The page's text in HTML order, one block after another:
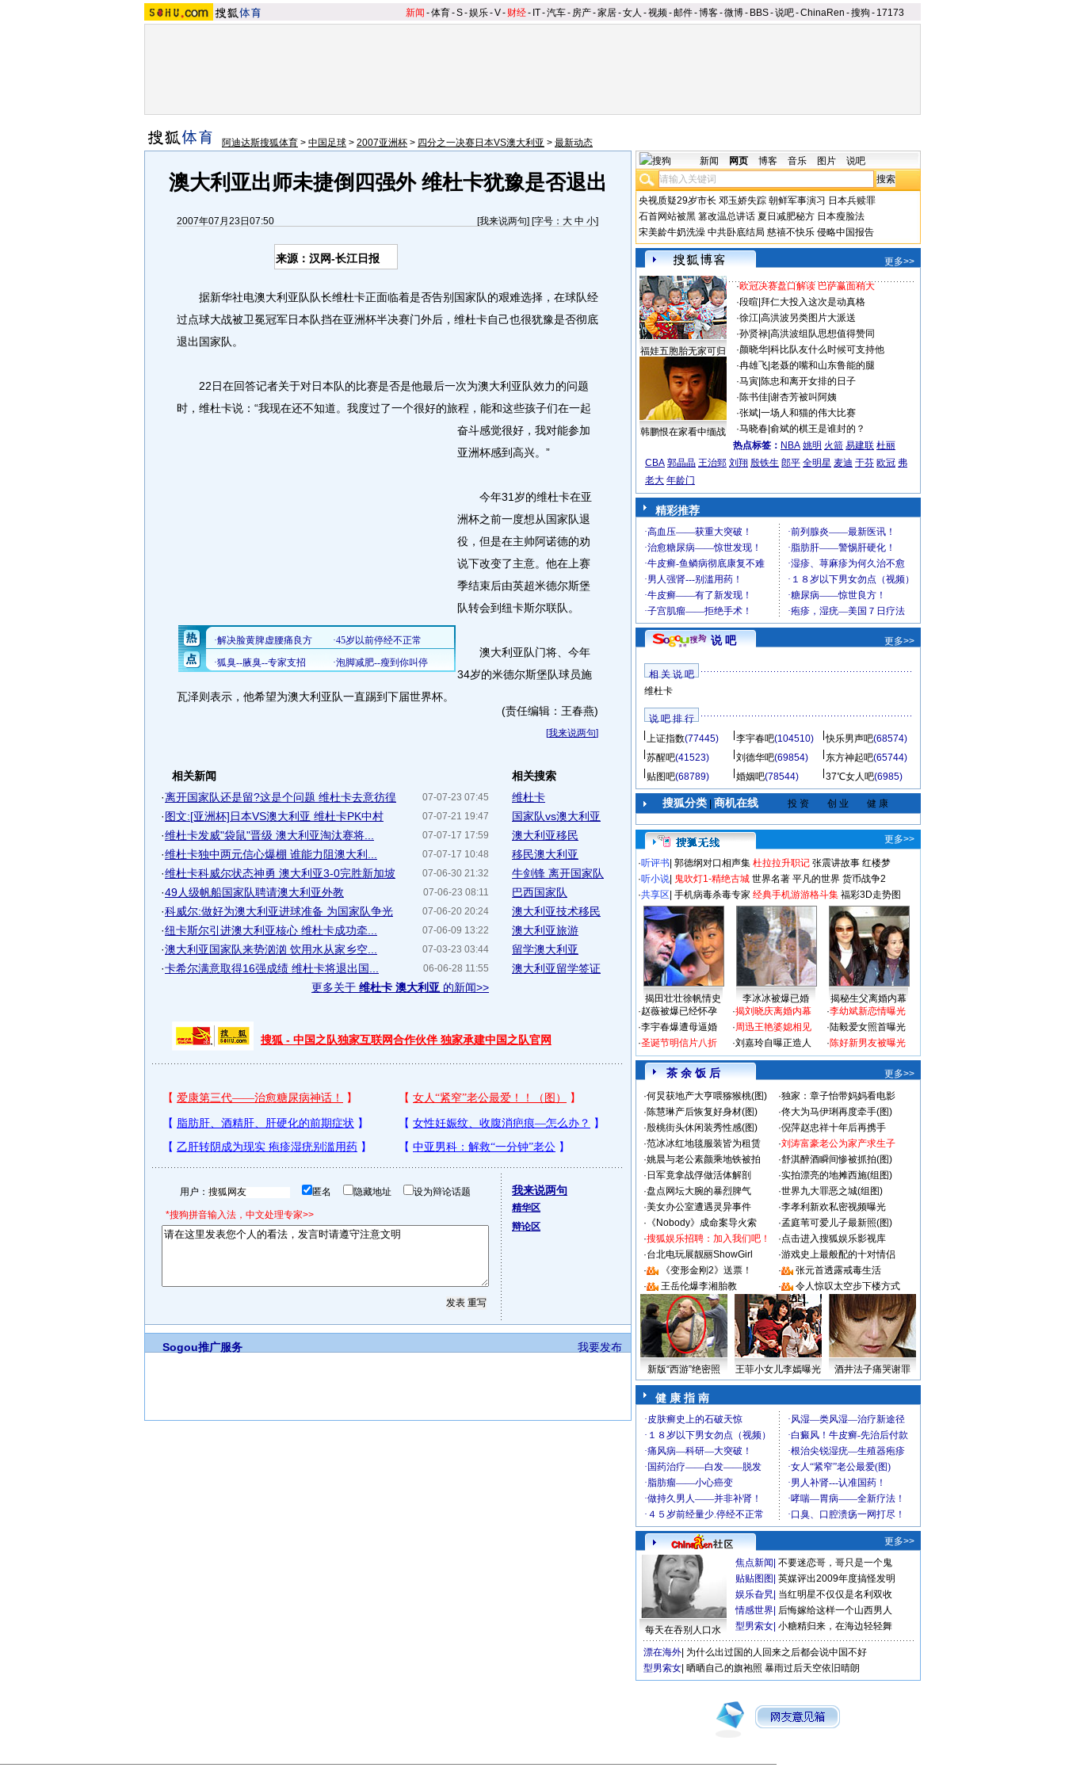
新闻 -体育-S-娱乐-V- 财经- IT-汽车- 房产-家居-女人 -视频-邮件-博客-微博- BBS-说吧-ChinaRen -搜狗 - 17173
阿迪达斯搜狐体育 > 中国足球 > 2007亚洲杯 > 四分之一决赛日本VS澳大利亚 > 最新动态
澳大利亚出师未捷倒四强外 维杜卡犹豫是否退出
2007年07月23日07:50 [我来说两句] [字号： 大 中 小]
来源：汉网-长江日报
据新华社电澳大利亚队队长维杜卡正面临着是否告别国家队的艰难选择，在球队经
过点球大战被卫冕冠军日本队挡在亚洲杯半决赛门外后，维杜卡自己也很犹豫是否彻底
退出国家队。
22日在回答记者关于对日本队的比赛是否是他最后一次为澳大利亚队效力的问题
时，维杜卡说：“我现在还不知道。 我度过了一个很好的旅程，能和这些孩子们在一起
奋斗感觉很好，我对能参加
亚洲杯感到高兴。”
今年31岁的维杜卡在亚
洲杯之前一度想从国家队退
役，但是在主帅阿诺德的劝
说下改变了主意。他在上赛
季结束后由英超米德尔斯堡
队转会到纽卡斯尔联队。
澳大利亚队门将、今年
34岁的米德尔斯堡队球员施
瓦泽则表示，他希望为澳大利亚队一直踢到下届世界杯。
(责任编辑：王春燕)
[我来说两句]
相关新闻
07-07-23 07:45
·离开国家队还是留?这是个问题 维杜卡去意彷徨
07-07-21 19:47
·图文:[亚洲杯]日本VS澳大利亚 维杜卡PK中村
07-07-17 17:59
·维杜卡发威"袋鼠"晋级 澳大利亚淘汰赛将...
07-07-17 10:48
·维杜卡独中两元信心爆棚 谁能力阻澳大利...
07-06-30 21:32
·维杜卡科威尔状态神勇 澳大利亚3-0完胜新加坡
07-06-23 08:11
·49人级帆船国家队聘请澳大利亚外教
07-06-20 20:24
·科威尔:做好为澳大利亚进球准备 为国家队争光
07-06-09 13:22
·纽卡斯尔引进澳大利亚核心 维杜卡成功牵...
07-03-23 03:44
·澳大利亚国家队来势汹汹 饮用水从家乡空...
06-06-28 11:55
·卡希尔满意取得16强成绩 维杜卡将退出国...
更多关于 维杜卡 澳大利亚 的新闻>>
相关搜索
维杜卡
国家队vs澳大利亚
澳大利亚移民
移民澳大利亚
牛剑锋 离开国家队
巴西国家队
澳大利亚技术移民
澳大利亚旅游
留学澳大利亚
澳大利亚留学签证
搜狐 - 中国之队独家互联网合作伙伴 独家承建中国之队官网
用户： 匿名 隐藏地址 设为辩论话题
*搜狗拼音输入法，中文处理专家>>
我来说两句
精华区
辩论区
我要发布
Sogou推广服务
新闻 网页 博客 音乐 图片 说吧
央视质疑29岁市长 邓玉娇失踪 朝鲜军事演习 日本兵赎罪
石首网站被黑 篡改温总讲话 夏日减肥秘方 日本瘦脸法
宋美龄牛奶洗澡 中共卧底结局 慈禧不快乐 侵略中国报告
更多>>
福娃五胞胎无家可归
韩鹏恨在家看中缅战
·欧冠决赛盘口解读 巴萨赢面稍大
·段暄 拜仁大投入这次是动真格
·徐江| 高洪波另类图片大派送
·孙贤禄| 高洪波组队思想值得赞同
·颜晓华| 科比队友什么时候可支持他
·冉雄飞| 老聂的嘴和山东鲁能的腿
·马寅| 陈忠和离开女排的日子
·陈书佳| 谢杏芳被叫阿姨
·张斌| 一场人和猫的伟大比赛
·马晓春| 俞斌的棋王是谁封的？
热点标签： NBA 姚明 火箭 易建联 杜丽
CBA 郭晶晶 王治郅 刘翔 殷铁生 郎平 全明星 麦迪 于芬 欧冠 弗
老大 年龄门
精彩推荐
说 吧 更多>>
相 关 说 吧
维杜卡
说 吧 排 行
上证指数(77445) 李宇春吧(104510) 快乐男声吧(68574)
苏醒吧(41523) 刘德华吧(69854) 东方神起吧(65744)
贴图吧(68789) 婚姻吧(78544) 37℃女人吧(6985)
搜狐分类| 商机在线 投 资 创 业 健 康
更多>>
·听评书 郭德纲对口相声集 杜拉拉升职记 张震讲故事 红楼梦
·听小说 鬼吹灯1-精绝古城 世界名著 平凡的世界 货币战争2
·共享区 手机病毒杀毒专家 经典手机游游格斗集 福彩3D走势图
揭田壮壮徐帆情史 李冰冰被爆已婚
揭秘生父离婚内幕
·赵薇被爆已经怀孕
·李宇春爆遭母逼婚
·圣诞节明信片八折
·揭刘晓庆离婚内幕
·周迅王艳婆媳相见
·刘嘉玲自曝正造人
·李幼斌新恋情曝光
·陆毅爱女照首曝光
·陈好新男友被曝光
茶 余 饭 后
更多>>
·何炅获地产大亨喂猕猴桃(图) ·独家：章子怡带妈妈看电影
·陈慧琳产后恢复好身材(图) ·佟大为马伊琍再度牵手(图)
·殷桃街头休闲装秀性感(图) ·倪萍赵忠祥十年后再携手
·范冰冰红地毯服装皆为租赁 ·刘涛富豪老公为家产求生子
·姚晨与老公素颜乘地铁被拍 ·舒淇醉酒瞬间惨被抓拍(图)
· 日军竟拿战俘做活体解剖 ·实拍漂亮的地摊西施(组图)
·盘点网坛大腕的暴烈脾气 ·世界九大罪恶之城(组图)
·美女办公室遭遇灵异事件 ·李孝利新欢私密视频曝光
· 《Nobody》成命案导火索 ·孟庭苇可爱儿子最新照(图)
·搜狐娱乐招聘：加入我们吧！ ·点击进入搜狐娱乐影视库
·台北电玩展靓丽ShowGirl ·游戏史上最般配的十对情侣
·
《变形金刚2》送票！ ·
张元首透露戒毒生活
·
王岳伦爆李湘胎教 · 令人惊叹太空步下楼方式
新版“西游”绝密照 王菲小女儿李嫣曝光 酒井法子痛哭谢罪
健 康 指 南
更多>>
每天在吞别人口水
焦点新闻 不要迷恋哥，哥只是一个鬼
贴贴图图 英媒评出2009年度搞怪发明
娱乐旮旯 当红明星不仅仅是名利双收
情感世界 后悔嫁给这样一个山西男人
型男索女 小糖精归来，在海边轻轻舞
漂在海外 为什么出过国的人回来之后都会说中国不好
型男索女 晒晒自己的旗袍照 暴雨过后天空依旧晴朗